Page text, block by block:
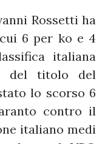
Rossetti ha
6 per ko e 4
italiana
del titolo del
lo scorso 6
contro il
italiano medi